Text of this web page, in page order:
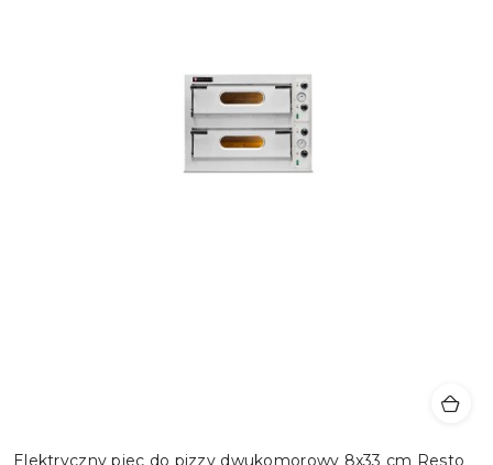
Elektryczny piec do pizzy dwukomorowy 8x33 cm Resto